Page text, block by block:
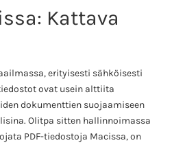
Kattava
erityisesti sähköisesti
ovat usein alttiita
dokumenttien suojaamiseen
Olitpa sitten hallinnoimassa
PDF-tiedostoja Macissa, on